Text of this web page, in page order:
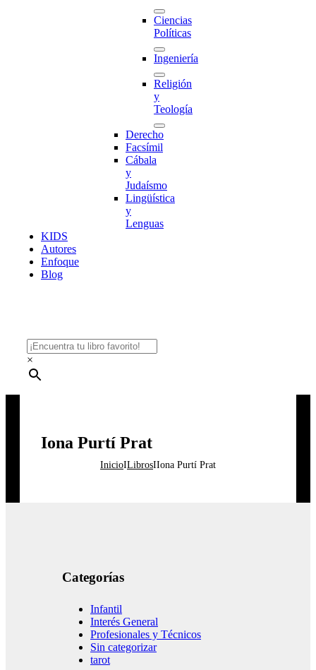
Ciencias
Políticas
Ingeniería
Religión
y
Teología
Derecho
Facsímil
Cábala
y
Judaísmo
Lingüística
y
Lenguas
KIDS
Autores
Enfoque
Blog
×
Iona Purtí Prat
InicioILibrosIIona Purtí Prat
Categorías
Infantil
Interés General
Profesionales y Técnicos
Sin categorizar
tarot